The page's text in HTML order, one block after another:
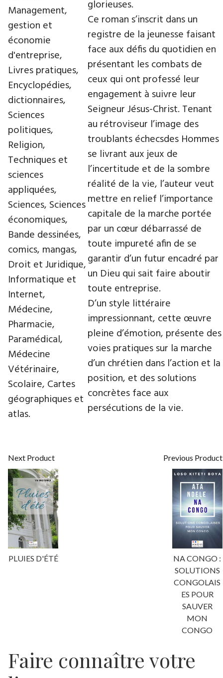
glorieuses.
Ce roman s’inscrit dans un
registre de la jeunesse faisant
face aux défis du quotidien en
présentant les combats de
ceux qui ont professé leur
engagement à suivre leur
Seigneur Jésus-Christ. Tenant
au rétroviseur l’image des
troublants échecsdes Hommes
se livrant aux jeux de
l’incertitude et de la sombre
réalité de la vie, l’auteur veut
mettre en relief l’importance
capitale de la marche portée
par un cœur débarrassé de
toute impureté afin de se
garantir d’un futur encadré par
un Dieu qui sait faire aboutir
toute entreprise.
D’un style littéraire
impressionnant, cette œuvre
pleine d’émotion, présente des
voies pratiques sur la marche
d’un chrétien dans l’action et la
position, et des solutions
concrètes face aux
persécutions de la vie.
Next Product
PLUIES D'ÉTÉ
Previous Product
NA CONGO :
SOLUTIONS
CONGOLAIS
ES POUR
SAUVER
MON
CONGO
Management,
gestion et
économie
d'entreprise,
Livres pratiques,
Encyclopédies,
dictionnaires,
Sciences
politiques,
Religion,
Techniques et
sciences
appliquées,
Sciences, Sciences
économiques,
Bande dessinées,
comics, mangas,
Droit et Juridique,
Informatique et
Internet,
Médecine,
Pharmacie,
Paramédical,
Médecine
Vétérinaire,
Scolaire, Cartes
géographiques et
atlas.
Faire connaître votre